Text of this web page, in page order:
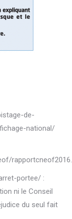
de-
national/
portee/ :
ni le Conseil
du seul fait